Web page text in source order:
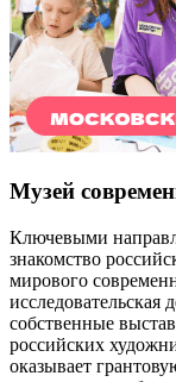
Музей
Ключевыми
знакомство
мирового
исследовательская
собственные
российских
оказывает